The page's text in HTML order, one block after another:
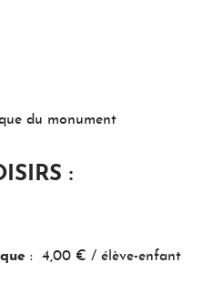
du monument
:
: 4,00 € / élève-enfant